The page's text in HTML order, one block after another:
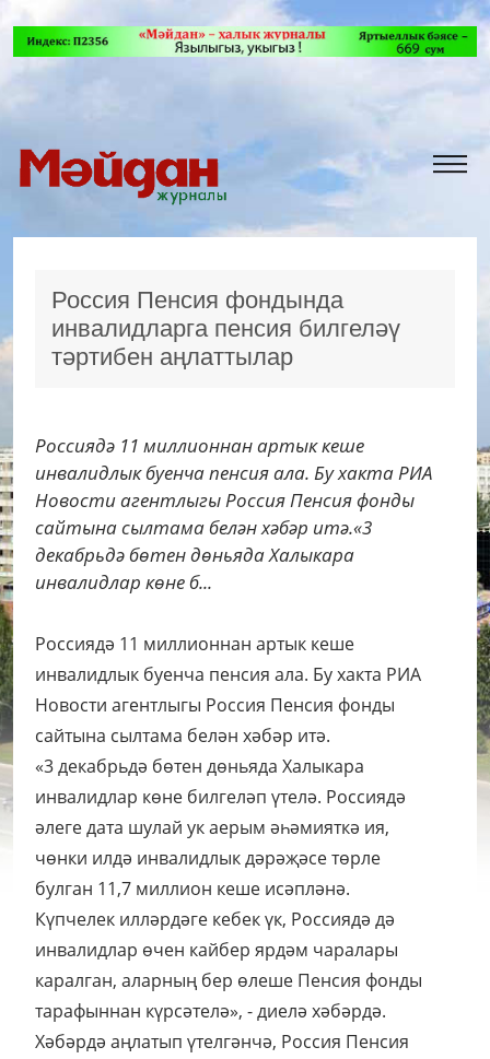
Россия Пенсия фондында
инвалидларга пенсия билгеләү
тәртибен аңлаттылар
Россиядә 11 миллионнан артык кеше
инвалидлык буенча пенсия ала. Бу хакта РИА
Новости агентлыгы Россия Пенсия фонды
сайтына сылтама белән хәбәр итә.«3
декабрьдә бөтен дөньяда Халыкара
инвалидлар көне б...
Россиядә 11 миллионнан артык кеше
инвалидлык буенча пенсия ала. Бу хакта РИА
Новости агентлыгы Россия Пенсия фонды
сайтына сылтама белән хәбәр итә.
«3 декабрьдә бөтен дөньяда Халыкара
инвалидлар көне билгеләп үтелә. Россиядә
әлеге дата шулай ук аерым әһәмияткә ия,
чөнки илдә инвалидлык дәрәҗәсе төрле
булган 11,7 миллион кеше исәпләнә.
Күпчелек илләрдәге кебек үк, Россиядә дә
инвалидлар өчен кайбер ярдәм чаралары
каралган, аларның бер өлеше Пенсия фонды
тарафыннан күрсәтелә», - диелә хәбәрдә.
Хәбәрдә аңлатып үтелгәнчә, Россия Пенсия